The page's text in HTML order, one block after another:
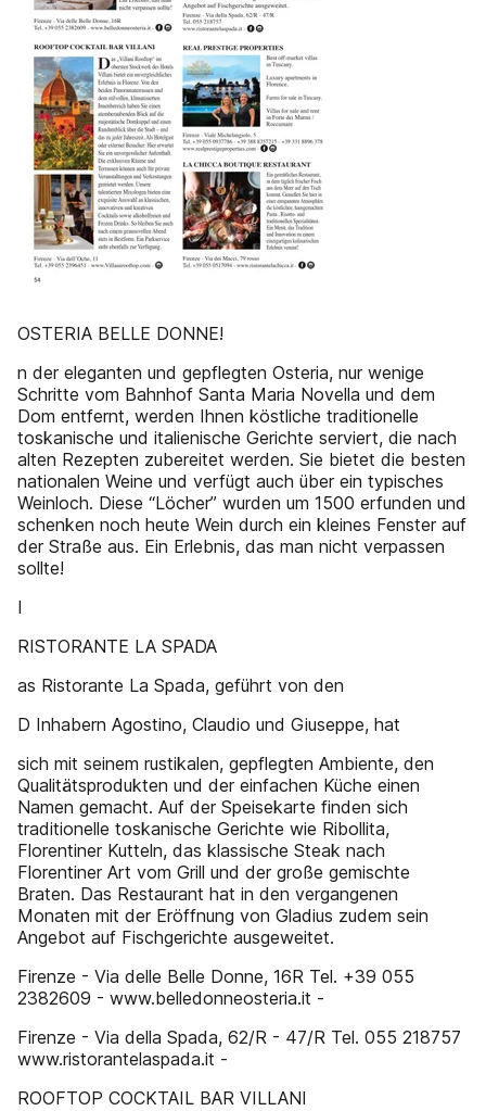
OSTERIA BELLE DONNE!
n der eleganten und gepflegten Osteria, nur wenige
Schritte vom Bahnhof Santa Maria Novella und dem
Dom entfernt, werden Ihnen köstliche traditionelle
toskanische und italienische Gerichte serviert, die nach
alten Rezepten zubereitet werden. Sie bietet die besten
nationalen Weine und verfügt auch über ein typisches
Weinloch. Diese “Löcher” wurden um 1500 erfunden und
schenken noch heute Wein durch ein kleines Fenster auf
der Straße aus. Ein Erlebnis, das man nicht verpassen
sollte!
I
RISTORANTE LA SPADA
as Ristorante La Spada, geführt von den
D Inhabern Agostino, Claudio und Giuseppe, hat
sich mit seinem rustikalen, gepflegten Ambiente, den
Qualitätsprodukten und der einfachen Küche einen
Namen gemacht. Auf der Speisekarte finden sich
traditionelle toskanische Gerichte wie Ribollita,
Florentiner Kutteln, das klassische Steak nach
Florentiner Art vom Grill und der große gemischte
Braten. Das Restaurant hat in den vergangenen
Monaten mit der Eröffnung von Gladius zudem sein
Angebot auf Fischgerichte ausgeweitet.
Firenze - Via delle Belle Donne, 16R Tel. +39 055
2382609 - www.belledonneosteria.it -
Firenze - Via della Spada, 62/R - 47/R Tel. 055 218757
www.ristorantelaspada.it -
ROOFTOP COCKTAIL BAR VILLANI